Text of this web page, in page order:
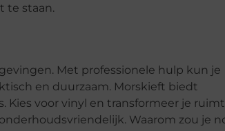
te staan.
Met professionele hulp kun je
en duurzaam. Morskieft biedt
Kies voor vinyl en transformeer je
Waarom zou je